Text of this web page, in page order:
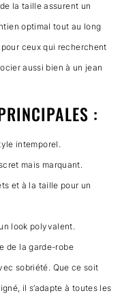
la taille assurent un
optimal tout au long
ceux qui recherchent
aussi bien à un jean
:
intemporel.
mais marquant.
et à la taille pour un
look polyvalent.
de la garde-robe
sobriété. Que ce soit
il s’adapte à toutes les